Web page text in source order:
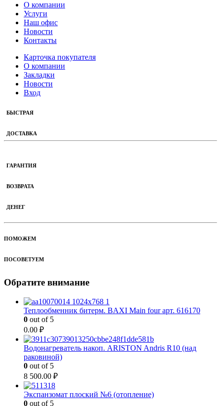
О компании
Услуги
Наш офис
Новости
Контакты
Карточка покупателя
О компании
Закладки
Новости
Вход
БЫСТРАЯ
ДОСТАВКА
ГАРАНТИЯ
ВОЗВРАТА
ДЕНЕГ
ПОМОЖЕМ
ПОСОВЕТУЕМ
Обратите внимание
Теплообменник битерм. BAXI Main four арт. 616170
0 out of 5
0.00 ₽
Водонагреватель накоп. ARISTON Andris R10 (над
раковиной)
0 out of 5
8 500.00 ₽
Экспанзомат плоский №6 (отопление)
0 out of 5